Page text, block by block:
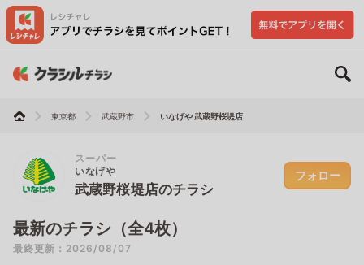
東京都 武蔵野市 いなげや 武蔵野桜堤店
スーパー
いなげや
武蔵野桜堤店のチラシ
フォロー
最新のチラシ（全4枚）
最終更新：2026/08/07